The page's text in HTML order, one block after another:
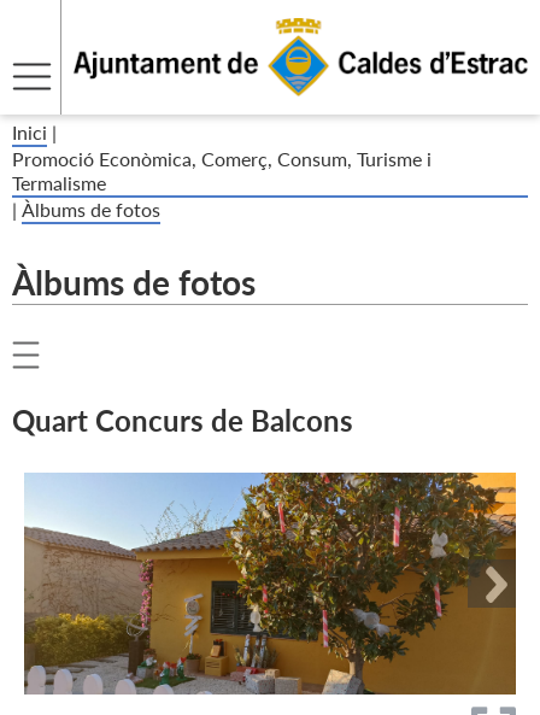
Inici |
Promoció Econòmica, Comerç, Consum, Turisme i
Termalisme
| Àlbums de fotos
Àlbums de fotos
Quart Concurs de Balcons